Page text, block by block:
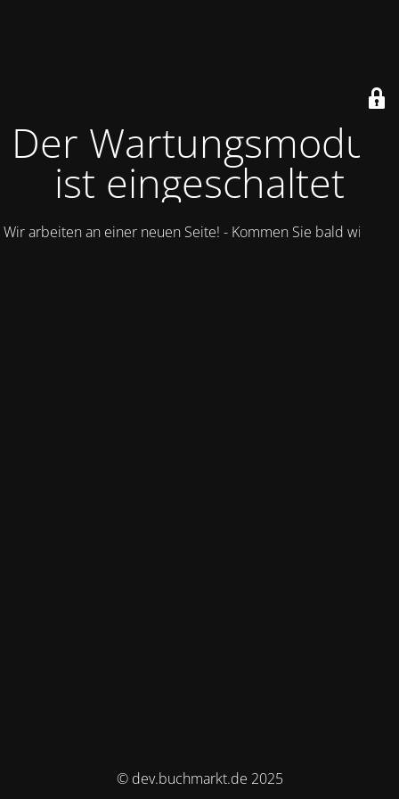
Der Wartungsmodus
ist eingeschaltet
Wir arbeiten an einer neuen Seite! - Kommen Sie bald wieder.
© dev.buchmarkt.de 2025